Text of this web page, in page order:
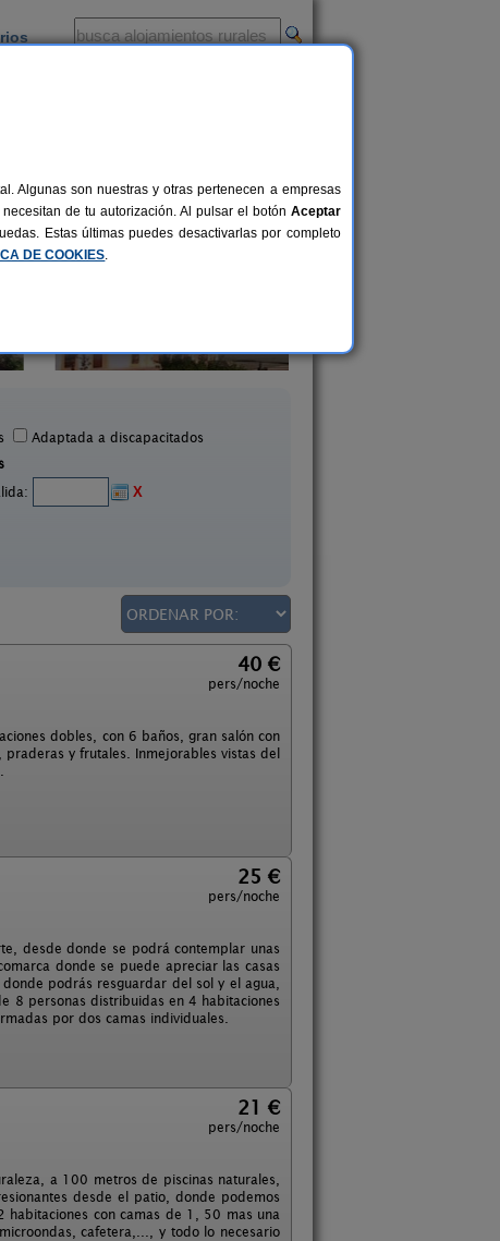
La Aceña de la Borrega
Adaptada a discapacitados
X
40 €
pers/noche
dobles, con 6 baños, gran salón con
y frutales. Inmejorables vistas del
25 €
pers/noche
desde donde se podrá contemplar unas
donde se puede apreciar las casas
podrás resguardar del sol y el agua,
8 personas distribuidas en 4 habitaciones
por dos camas individuales.
21 €
pers/noche
a 100 metros de piscinas naturales,
desde el patio, donde podemos
con camas de 1, 50 mas una
cafetera,..., y todo lo necesario
Algunas son nuestras y otras pertenecen a empresas
de tu autorización. Al pulsar el botón Aceptar
Estas últimas puedes desactivarlas por completo
DE COOKIES.